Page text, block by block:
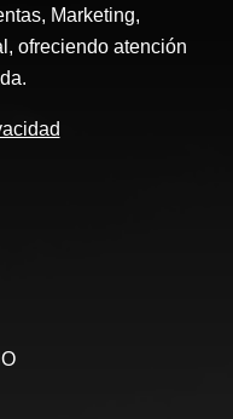
Marketing,
ofreciendo atención